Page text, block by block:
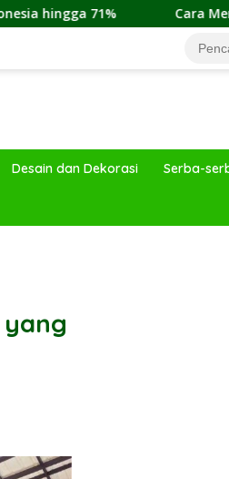
Cara Membeli Rumah
Desain dan Dekorasi Serba-